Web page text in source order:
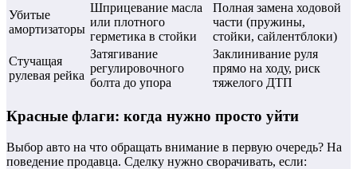
Убитые
амортизаторы
Шприцевание масла
или плотного
герметика в стойки
Полная замена ходовой
части (пружины,
стойки, сайлентблоки)
Стучащая
рулевая рейка
Затягивание
регулировочного
болта до упора
Заклинивание руля
прямо на ходу, риск
тяжелого ДТП
Красные флаги: когда нужно просто уйти
Выбор авто на что обращать внимание в первую очередь? На
поведение продавца. Сделку нужно сворачивать, если: